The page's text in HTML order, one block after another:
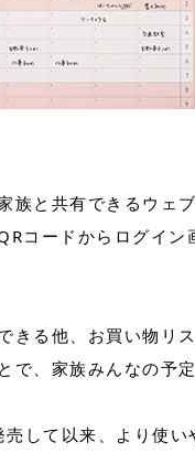
族と共有できるウ
コードからログイ
る他、お買い物リ
、家族みんなの予
して以来、より使